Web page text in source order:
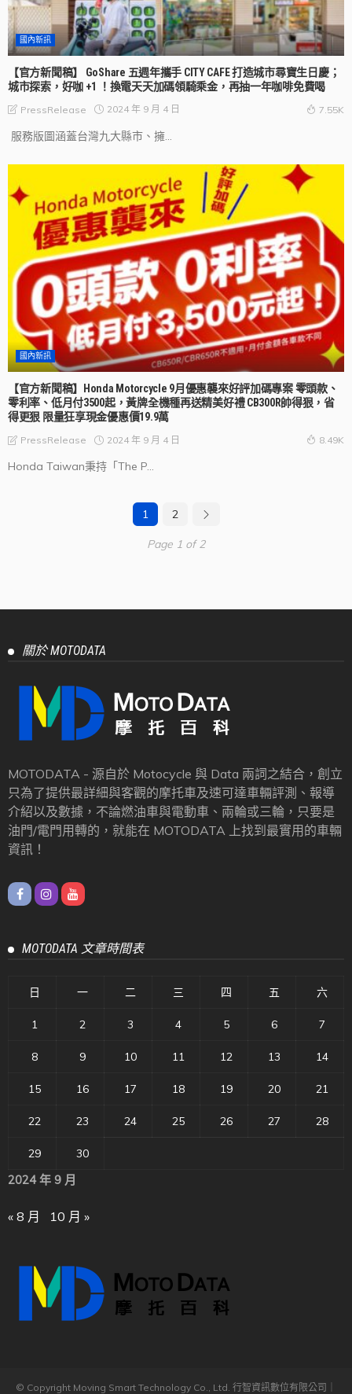
國內新訊
【官方新聞稿】 GoShare 五週年攜手 CITY CAFE 打造城市尋寶生日慶；
城市探索，好咖 +1 ！換電天天加碼領騎乘金，再抽一年咖啡免費喝
PressRelease 2024 年 9 月 4 日 7.55K
服務版圖涵蓋台灣九大縣市、擁...
國內新訊
【官方新聞稿】Honda Motorcycle 9月優惠襲來好評加碼專案 零頭款、
零利率、低月付3500起，黃牌全機種再送精美好禮 CB300R帥得狠，省
得更狠 限量狂享現金優惠價19.9萬
PressRelease 2024 年 9 月 4 日 8.49K
Honda Taiwan秉持「The P...
1 2
Page 1 of 2
關於 MOTODATA
MOTODATA - 源自於 Motocycle 與 Data 兩詞之結合，創立
只為了提供最詳細與客觀的摩托車及速可達車輛評測、報導
介紹以及數據，不論燃油車與電動車、兩輪或三輪，只要是
油門/電門用轉的，就能在 MOTODATA 上找到最實用的車輛
資訊！
MOTODATA 文章時間表
2024 年 9 月
日 一 二 三 四 五 六
1 2 3 4 5 6 7
8 9 10 11 12 13 14
15 16 17 18 19 20 21
22 23 24 25 26 27 28
29 30
« 8 月 10 月 »
© Copyright Moving Smart Technology Co., Ltd. 行智資訊數位有限公司｜